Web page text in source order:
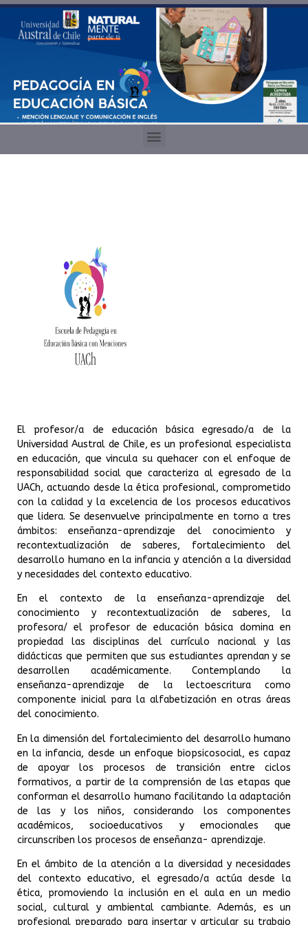
El profesor/a de educación básica egresado/a de la
Universidad Austral de Chile, es un profesional especialista
en educación, que vincula su quehacer con el enfoque de
responsabilidad social que caracteriza al egresado de la
UACh, actuando desde la ética profesional, comprometido
con la calidad y la excelencia de los procesos educativos
que lidera. Se desenvuelve principalmente en torno a tres
ámbitos: enseñanza-aprendizaje del conocimiento y
recontextualización de saberes, fortalecimiento del
desarrollo humano en la infancia y atención a la diversidad
y necesidades del contexto educativo.
En el contexto de la enseñanza-aprendizaje del
conocimiento y recontextualización de saberes, la
profesora/ el profesor de educación básica domina en
propiedad las disciplinas del currículo nacional y las
didácticas que permiten que sus estudiantes aprendan y se
desarrollen académicamente. Contemplando la
enseñanza-aprendizaje de la lectoescritura como
componente inicial para la alfabetización en otras áreas
del conocimiento.
En la dimensión del fortalecimiento del desarrollo humano
en la infancia, desde un enfoque biopsicosocial, es capaz
de apoyar los procesos de transición entre ciclos
formativos, a partir de la comprensión de las etapas que
conforman el desarrollo humano facilitando la adaptación
de las y los niños, considerando los componentes
académicos, socioeducativos y emocionales que
circunscriben los procesos de enseñanza- aprendizaje.
En el ámbito de la atención a la diversidad y necesidades
del contexto educativo, el egresado/a actúa desde la
ética, promoviendo la inclusión en el aula en un medio
social, cultural y ambiental cambiante. Además, es un
profesional preparado para insertar y articular su trabajo